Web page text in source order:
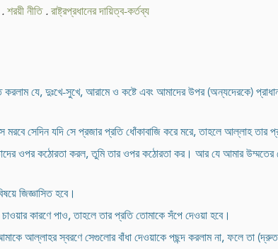
.শরয়ী নীতি.রাষ্ট্রপ্রধানের দায়িত্ব-কর্তব্য
করলাম যে, দুঃখে-সুখে, আরামে ও কষ্টে এবং আমাদের উপর (অন্যদেরকে)
সেদিন যদি সে প্রজার প্রতি ধোঁকাবাজি করে মরে, তাহলে আল্লাহ তার
ওপর কঠোরতা করল, তুমি তার ওপর কঠোরতা কর। আর যে আমার
জিজ্ঞাসিত হবে।
কারণে পাও, তাহলে তার প্রতি তোমাকে সঁপে দেওয়া হবে।
আল্লাহর স্বরণে সেগুলোর বাঁধা দেওয়াকে পছন্দ করলাম না, ফলে তা